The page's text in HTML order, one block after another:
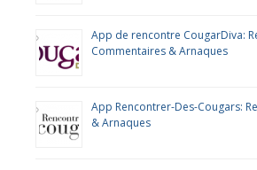
App de rencontre CougarDiva:
Commentaires & Arnaques
App Rencontrer-Des-Cougars:
& Arnaques